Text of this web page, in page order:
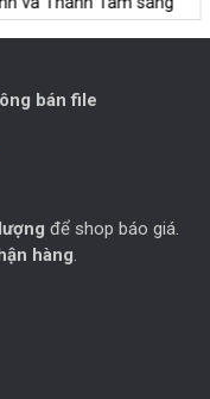
bán file
để shop báo giá.
hàng.